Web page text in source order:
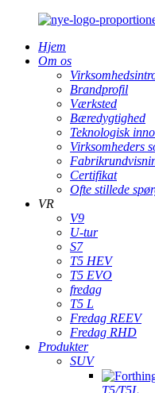
Hjem
Om os
Brandprofil
Værksted
Bæredygtighed
Teknologisk
Virksomheders
Certifikat
Ofte stillede
VR
V9
U-tur
S7
T5 HEV
T5 EVO
fredag
T5 L
Fredag ​​REEV
Fredag ​​RHD
Produkter
SUV